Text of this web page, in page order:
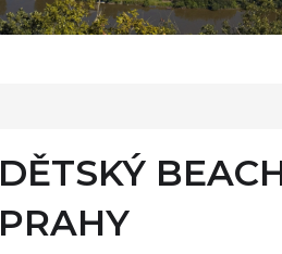
DĚTSKÝ
PRAHY